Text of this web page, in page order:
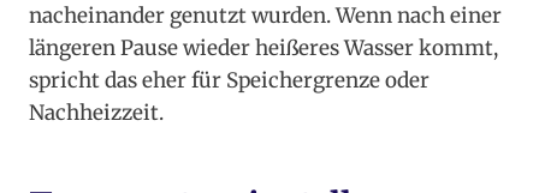
nacheinander genutzt wurden. Wenn nach einer
längeren Pause wieder heißeres Wasser kommt,
spricht das eher für Speichergrenze oder
Nachheizzeit.